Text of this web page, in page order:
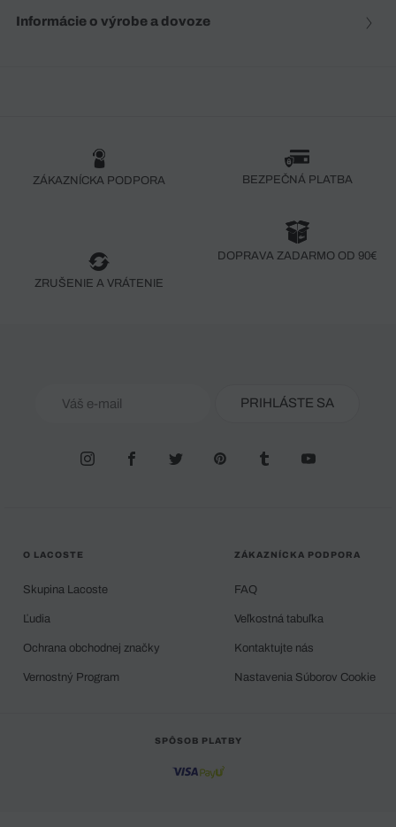
Informácie o výrobe a dovoze
ZÁKAZNÍCKA PODPORA BEZPEČNÁ PLATBA
ZRUŠENIE A VRÁTENIE
DOPRAVA ZADARMO OD 90€
PRIHLÁSTE SA
O LACOSTE
Skupina Lacoste
Ľudia
Ochrana obchodnej značky
Vernostný Program
ZÁKAZNÍCKA PODPORA
FAQ
Veľkostná tabuľka
Kontaktujte nás
Nastavenia Súborov Cookie
SPÔSOB PLATBY